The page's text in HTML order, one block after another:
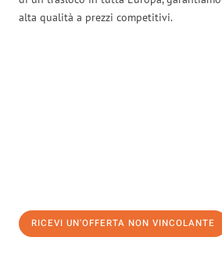
alta qualità a prezzi competitivi.
RICEVI UN'OFFERTA NON VINCOLANTE